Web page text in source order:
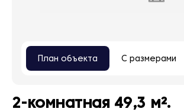
План объекта С размерами
2-комнатная 49,3 м².